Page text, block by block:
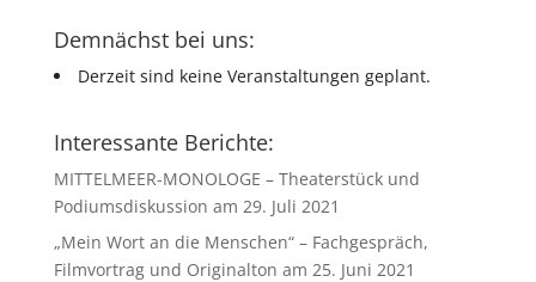
Demnächst bei uns:
Derzeit sind keine Veranstaltungen geplant.
Interessante Berichte:
MITTELMEER-MONOLOGE – Theaterstück und
Podiumsdiskussion am 29. Juli 2021
„Mein Wort an die Menschen“ – Fachgespräch,
Filmvortrag und Originalton am 25. Juni 2021